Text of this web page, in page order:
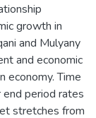
growth in
and Mulyany
and economic
economy. Time
period rates
stretches from